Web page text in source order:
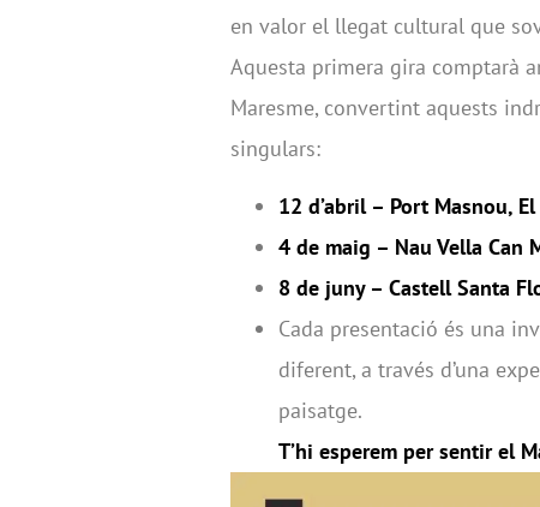
en valor el llegat cultural que
Aquesta primera gira comptarà
Maresme, convertint aquests
singulars:
12 d’abril – Port Masnou,
4 de maig – Nau Vella Can
8 de juny – Castell Santa
Cada presentació és una
diferent, a través d’una
paisatge.
T’hi esperem per sentir el